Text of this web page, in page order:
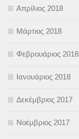
Απρίλιος 2018
Μάρτιος 2018
Φεβρουάριος 2018
Ιανουάριος 2018
Δεκέμβριος 2017
Νοέμβριος 2017